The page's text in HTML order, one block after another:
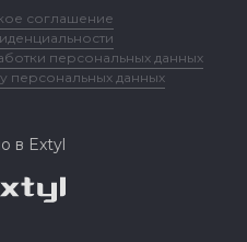
соглашение
персональных данных
персональных данных
в Extyl